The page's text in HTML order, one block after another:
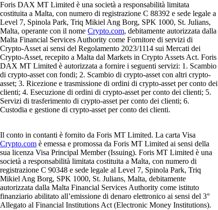
Foris DAX MT Limited è una società a responsabilità limitata
costituita a Malta, con numero di registrazione C 88392 e sede legale a
Level 7, Spinola Park, Triq Mikiel Ang Borg, SPK 1000, St. Julians,
Malta, operante con il nome Crypto.com, debitamente autorizzata dalla
Malta Financial Services Authority come Fornitore di servizi di
Crypto-Asset ai sensi del Regolamento 2023/1114 sui Mercati dei
Crypto-Asset, recepito a Malta dal Markets in Crypto Assets Act. Foris
DAX MT Limited è autorizzata a fornire i seguenti servizi: 1. Scambio
di crypto-asset con fondi; 2. Scambio di crypto-asset con altri crypto-
asset; 3. Ricezione e trasmissione di ordini di crypto-asset per conto dei
clienti; 4. Esecuzione di ordini di crypto-asset per conto dei clienti; 5.
Servizi di trasferimento di crypto-asset per conto dei clienti; 6.
Custodia e gestione di crypto-asset per conto dei clienti.
Il conto in contanti è fornito da Foris MT Limited. La carta Visa
Crypto.com è emessa e promossa da Foris MT Limited ai sensi della
sua licenza Visa Principal Member (Issuing). Foris MT Limited è una
società a responsabilità limitata costituita a Malta, con numero di
registrazione C 90348 e sede legale al Level 7, Spinola Park, Triq
Mikiel Ang Borg, SPK 1000, St. Julians, Malta, debitamente
autorizzata dalla Malta Financial Services Authority come istituto
finanziario abilitato all’emissione di denaro elettronico ai sensi del 3°
Allegato al Financial Institutions Act (Electronic Money Institutions).